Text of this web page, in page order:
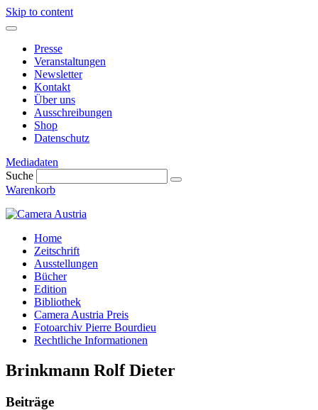
Skip to content
Presse
Veranstaltungen
Newsletter
Kontakt
Über uns
Ausschreibungen
Shop
Datenschutz
Mediadaten
Suche
Warenkorb
Home
Zeitschrift
Ausstellungen
Bücher
Edition
Bibliothek
Camera Austria Preis
Fotoarchiv Pierre Bourdieu
Rechtliche Informationen
Brinkmann Rolf Dieter
Beiträge